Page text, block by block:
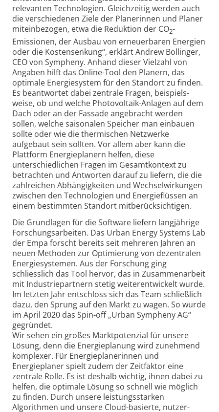
relevanten Technologien. Gleichzeitig werden auch
die verschiedenen Ziele der Planerinnen und Planer
miteinbezogen, etwa die Reduktion der CO2-
Emissionen, der Ausbau von erneuerbaren Energien
oder die Kosten­senkung“, erklärt Andrew Bollinger,
CEO von Sympheny. Anhand dieser Vielzahl von
Angaben hilft das Online-Tool den Planern, das
optimale Energiesystem für den Standort zu finden.
Es beantwortet dabei zentrale Fragen, beispiels­
weise, ob und welche Photo­voltaik-Anlagen auf dem
Dach oder an der Fassade angebracht werden
sollen, welche saisonalen Speicher man einbauen
sollte oder wie die thermischen Netzwerke
aufgebaut sein sollten. Vor allem aber kann die
Plattform Energieplanern helfen, diese
unterschiedlichen Fragen im Gesamtkontext zu
betrachten und Antworten darauf zu liefern, die die
zahlreichen Abhängig­keiten und Wechselwirkungen
zwischen den Techno­logien und Energie­flüssen an
einem bestimmten Standort mitberück­sichtigen.
Die Grundlagen für die Software liefern langjährige
Forschungs­arbeiten. Das Urban Energy Systems Lab
der Empa forscht bereits seit mehreren Jahren an
neuen Methoden zur Optimierung von dezentralen
Energie­systemen. Aus der Forschung ging
schliesslich das Tool hervor, das in Zusammenarbeit
mit Industriepartnern stetig weiterentwickelt wurde.
Im letzten Jahr entschloss sich das Team schließlich
dazu, den Sprung auf den Markt zu wagen. So wurde
im April 2020 das Spin-off „Urban Sympheny AG“
gegründet.
Wir sehen ein großes Markt­potenzial für unsere
Lösung, denn die Energieplanung wird zunehmend
komplexer. Für Energieplanerinnen und
Energieplaner spielt zudem der Zeitfaktor eine
zentrale Rolle. Es ist deshalb wichtig, ihnen dabei zu
helfen, die optimale Lösung so schnell wie möglich
zu finden. Durch unsere leistungs­starken
Algorithmen und unsere Cloud-basierte, nutzer­